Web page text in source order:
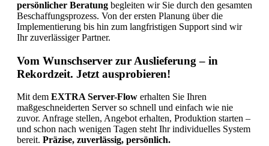
persönlicher Beratung begleiten wir Sie durch den gesamten
Beschaffungsprozess. Von der ersten Planung über die
Implementierung bis hin zum langfristigen Support sind wir
Ihr zuverlässiger Partner.
Vom Wunschserver zur Auslieferung – in
Rekordzeit. Jetzt ausprobieren!
Mit dem EXTRA Server-Flow erhalten Sie Ihren
maßgeschneiderten Server so schnell und einfach wie nie
zuvor. Anfrage stellen, Angebot erhalten, Produktion starten –
und schon nach wenigen Tagen steht Ihr individuelles System
bereit. Präzise, zuverlässig, persönlich.